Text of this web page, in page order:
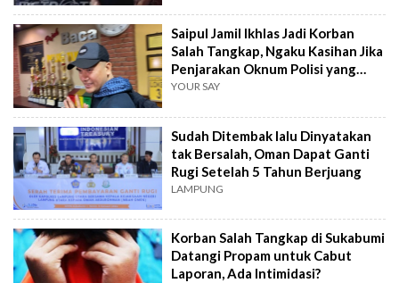
Saipul Jamil Ikhlas Jadi Korban
Salah Tangkap, Ngaku Kasihan Jika
Penjarakan Oknum Polisi yang
Menangkapnya
YOUR SAY
Sudah Ditembak lalu Dinyatakan
tak Bersalah, Oman Dapat Ganti
Rugi Setelah 5 Tahun Berjuang
LAMPUNG
Korban Salah Tangkap di Sukabumi
Datangi Propam untuk Cabut
Laporan, Ada Intimidasi?